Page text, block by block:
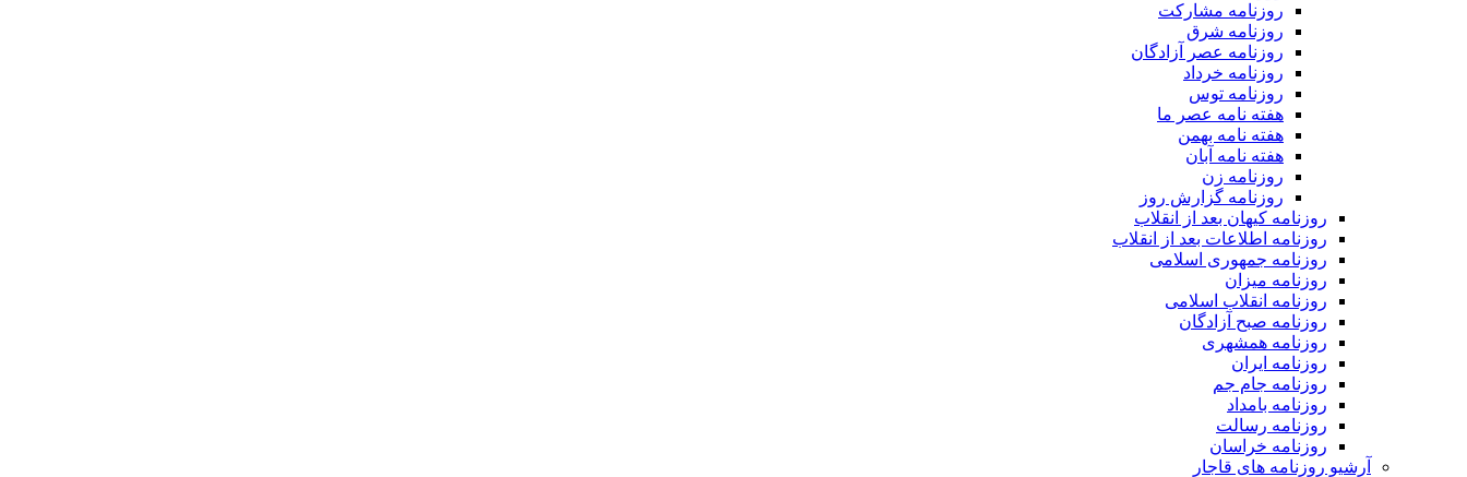
روزنامه مشارکت
روزنامه شرق
روزنامه عصر آزادگان
روزنامه خرداد
روزنامه توس
هفته نامه عصر ما
هفته نامه بهمن
هفته نامه آبان
روزنامه زن
روزنامه گزارش روز
روزنامه کیهان بعد از انقلاب
روزنامه اطلاعات بعد از انقلاب
روزنامه جمهوری اسلامی
روزنامه میزان
روزنامه انقلاب اسلامی
روزنامه صبح آزادگان
روزنامه همشهری
روزنامه ایران
روزنامه جام جم
روزنامه بامداد
روزنامه رسالت
روزنامه خراسان
آرشیو روزنامه های قاجار